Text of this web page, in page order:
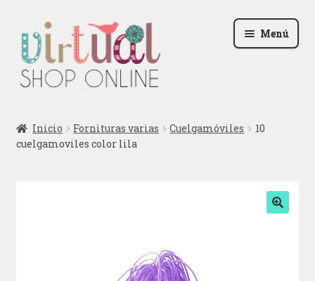
la
navegación
al
contenido
Menú
Podcast
Inicio Fornituras varias Cuelgamóviles
10
cuelgamoviles color lila